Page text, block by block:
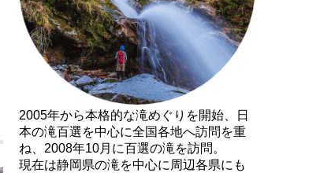
2005年から本格的な滝めぐりを開始、日
本の滝百選を中心に全国各地へ訪問を重
ね、2008年10月に百選の滝を訪問。
現在は静岡県の滝を中心に周辺各県にも